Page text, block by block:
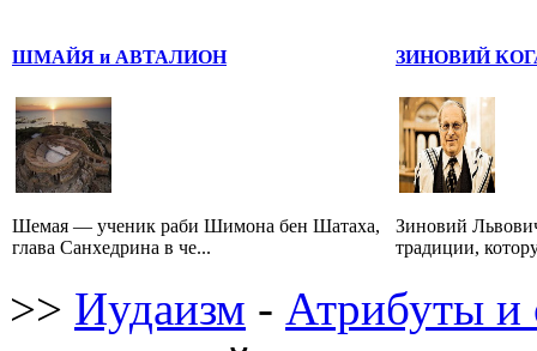
ШМАЙЯ и АВТАЛИОН
Шемая — ученик раби Шимона бен Шатаха,
глава Санхедрина в че...
ЗИНОВИЙ
Зиновий
традиции,
>> Иудаизм - Атрибуты и